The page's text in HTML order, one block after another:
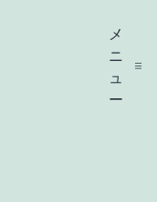
メ
ニ
ュ
ー